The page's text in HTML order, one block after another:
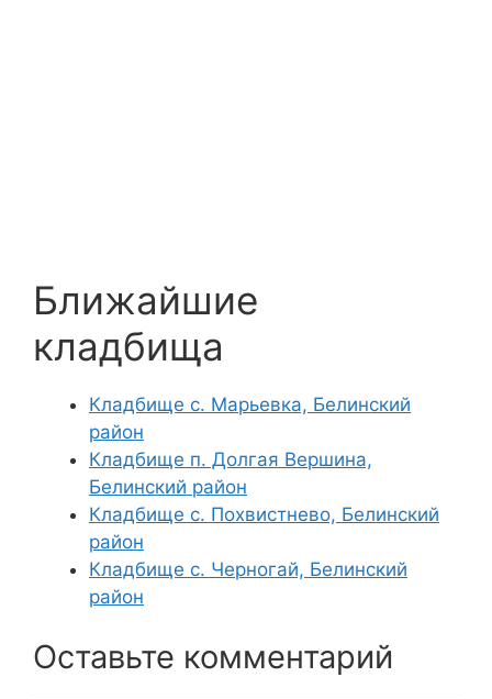
Ближайшие
кладбища
Кладбище с. Марьевка, Белинский
район
Кладбище п. Долгая Вершина,
Белинский район
Кладбище с. Похвистнево, Белинский
район
Кладбище с. Черногай, Белинский
район
Оставьте комментарий